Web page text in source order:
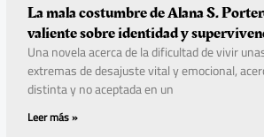
La mala costumbre de Alana S.
valiente sobre identidad y
Una novela acerca de la dificultad de vivir
extremas de desajuste vital y emocional,
distinta y no aceptada en un
Leer más »